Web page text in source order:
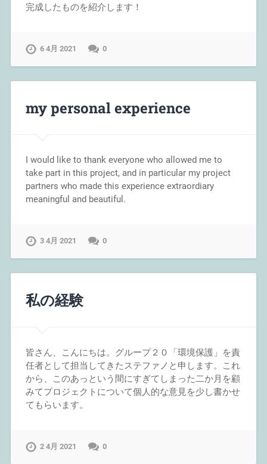
完成したものを紹介します！
6 4月 2021 0
my personal experience
I would like to thank everyone who allowed me to
take part in this project, and in particular my project
partners who made this experience extraordiary
meaningful and beautiful.
3 4月 2021 0
私の経験
皆さん、こんにちは。グループ２０「環境保護」を責
任者として担当してきたステファノと申します。これ
から、このあっという間にすぎてしまった二か月を顧
みてプロジェクトについて個人的な意見を少し書かせ
てもらいます。
2 4月 2021 0